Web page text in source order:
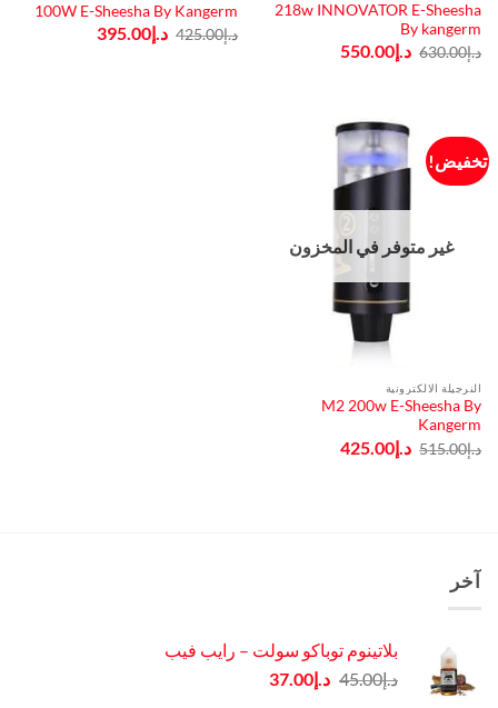
218w INNOVATOR E-Sheesha
By kangerm
د.إ630.00 السعر
الأصلي
د.إ550.00السعر
الحالي
100W E-Sheesha By Kangerm
د.إ425.00 السعر
الأصلي
د.إ395.00السعر
الحالي
تخفيض!
غير متوفر في المخزون
النرجيلة الالكترونية
M2 200w E-Sheesha By
Kangerm
د.إ515.00 السعر
الأصلي
د.إ425.00السعر
آخر
بلاتينوم توباكو سولت – رايب فيب
د.إ45.00 السعر
د.إ37.00السعر